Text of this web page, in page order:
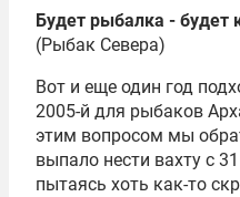
Будет рыбалка - будет
(Рыбак Севера)
Вот и еще один год
2005-й для рыбаков
этим вопросом мы
выпало нести вахту с
пытаясь хоть как-то